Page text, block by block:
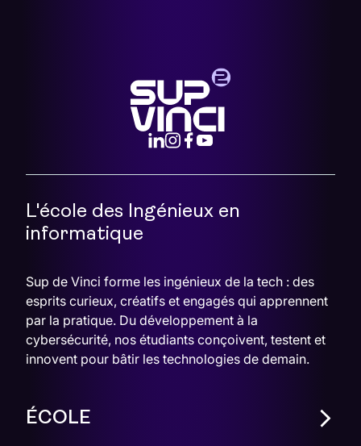
L'école des Ingénieux en
informatique
Sup de Vinci forme les ingénieux de la tech : des
esprits curieux, créatifs et engagés qui apprennent
par la pratique. Du développement à la
cybersécurité, nos étudiants conçoivent, testent et
innovent pour bâtir les technologies de demain.
ÉCOLE